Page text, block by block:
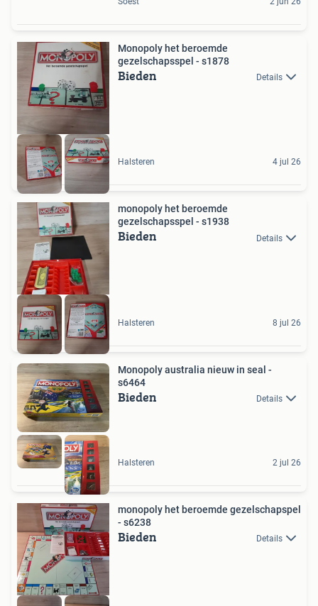
Monopoly het beroemde
gezelschapsspel - s1878
Bieden Details
Halsteren 4 jul 26
monopoly het beroemde
gezelschapsspel - s1938
Bieden Details
Halsteren 8 jul 26
Monopoly australia nieuw in seal -
s6464
Bieden Details
Halsteren 2 jul 26
monopoly het beroemde gezelschapspel
- s6238
Bieden Details